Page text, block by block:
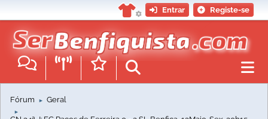
Entrar Registe-se
Fórum ► Geral
►